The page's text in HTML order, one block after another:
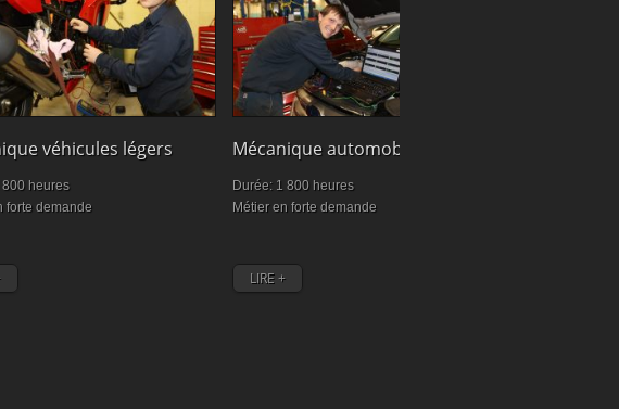
véhicules légers
800 heures
forte demande
Mécanique automobile
Durée: 1 800 heures
Métier en forte demande
LIRE +